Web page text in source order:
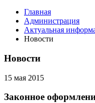
Главная
Администрация
Актуальная
Новости
Новости
15 мая 2015
Законное